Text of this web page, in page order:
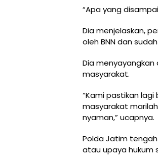
“Apa yang
Dia menjelaskan,
oleh BNN dan
Dia
masyarakat.
“Kami pastikan
masyarakat
nyaman,” ucapnya.
Polda Jatim
atau upaya hukum